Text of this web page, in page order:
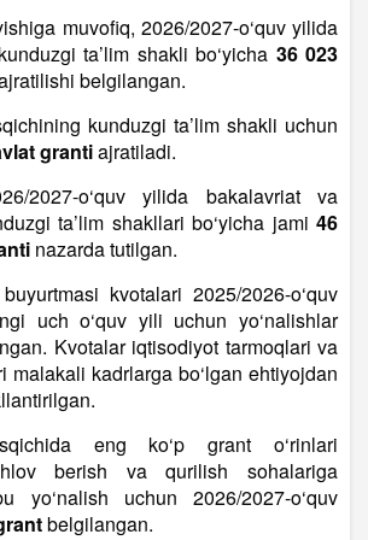
muvofiq, 2026/2027-o‘quv yilida
ta’lim shakli bo‘yicha 36 023
belgilangan.
kunduzgi ta’lim shakli uchun
grantiajratiladi.
2027-o‘quv yilida bakalavriat va
ta’lim shakllari bo‘yicha jami 46
nazarda tutilgan.
kvotalari 2025/2026-o‘quv
uch o‘quv yili uchun yo‘nalishlar
Kvotalar iqtisodiyot tarmoqlari va
malakali kadrlarga bo‘lgan ehtiyojdan
eng ko‘p grant o‘rinlari
berish va qurilish sohalariga
yo‘nalish uchun 2026/2027-o‘quv
belgilangan.